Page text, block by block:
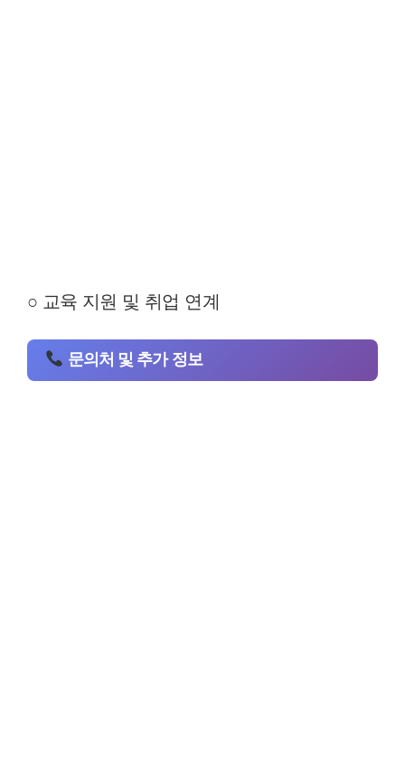
○ 교육 지원 및 취업 연계
문의처 및 추가 정보